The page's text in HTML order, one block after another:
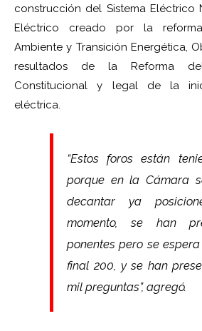
construcción del Sistema Eléctrico
Eléctrico creado por la
Ambiente y Transición Energética,
resultados de la Reforma
Constitucional y legal de la
eléctrica.
“Estos foros están
porque en la Cámara
decantar ya
momento, se han
ponentes pero se
final 200, y se han
mil preguntas”, agregó.